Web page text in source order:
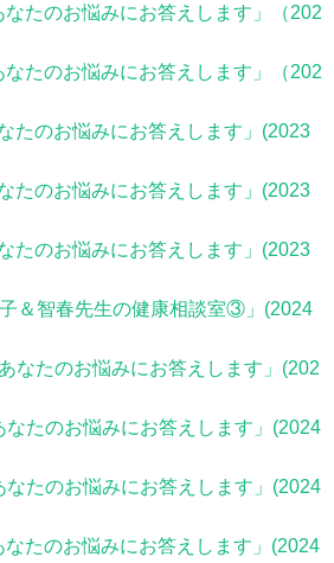
たのお悩みにお答えします」（202
たのお悩みにお答えします」（202
たのお悩みにお答えします」(2023
たのお悩みにお答えします」(2023
たのお悩みにお答えします」(2023
＆智春先生の健康相談室③」(2024
なたのお悩みにお答えします」(202
たのお悩みにお答えします」(2024
たのお悩みにお答えします」(2024
たのお悩みにお答えします」(2024